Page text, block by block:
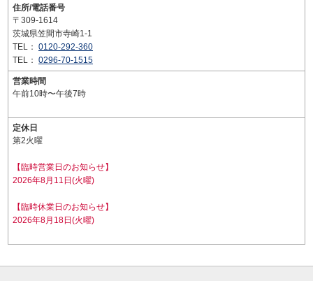
住所/電話番号
〒309-1614
茨城県笠間市寺崎1-1
TEL： 0120-292-360
TEL： 0296-70-1515
営業時間
午前10時〜午後7時
定休日
第2火曜
【臨時営業日のお知らせ】
2026年8月11日(火曜)
【臨時休業日のお知らせ】
2026年8月18日(火曜)